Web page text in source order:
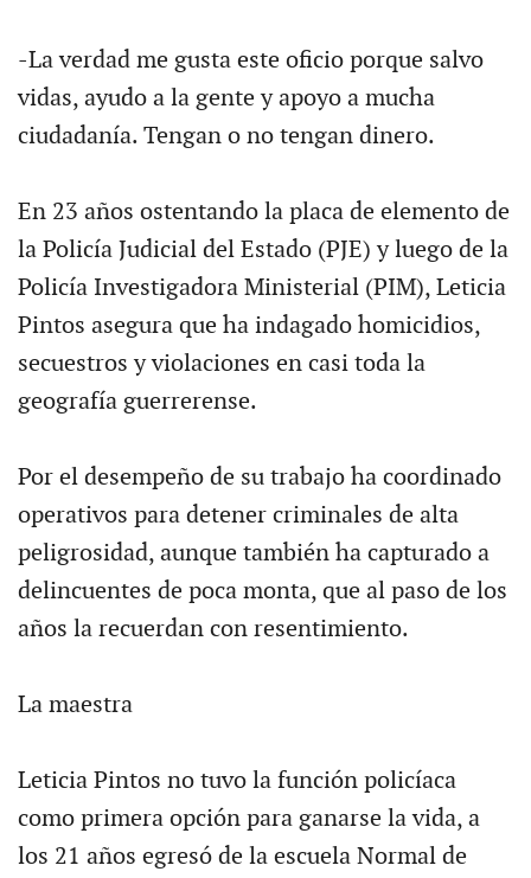
-La verdad me gusta este oficio porque salvo
vidas, ayudo a la gente y apoyo a mucha
ciudadanía. Tengan o no tengan dinero.
En 23 años ostentando la placa de elemento de
la Policía Judicial del Estado (PJE) y luego de la
Policía Investigadora Ministerial (PIM), Leticia
Pintos asegura que ha indagado homicidios,
secuestros y violaciones en casi toda la
geografía guerrerense.
Por el desempeño de su trabajo ha coordinado
operativos para detener criminales de alta
peligrosidad, aunque también ha capturado a
delincuentes de poca monta, que al paso de los
años la recuerdan con resentimiento.
La maestra
Leticia Pintos no tuvo la función policíaca
como primera opción para ganarse la vida, a
los 21 años egresó de la escuela Normal de